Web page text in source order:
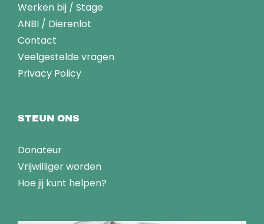
Werken bij / Stage
ANBI / Dierenlot
Contact
Veelgestelde vragen
Privacy Policy
STEUN ONS
Donateur
Vrijwilliger worden
Hoe jij kunt helpen?